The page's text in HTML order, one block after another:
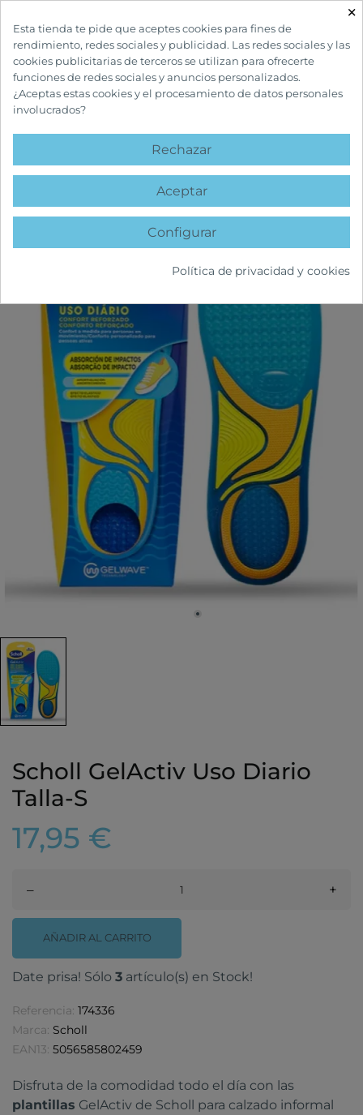
INICIO ORTOPEDIA
favorite
Scholl GelActiv Uso Diario
Talla-S
17,95 €
– +
AÑADIR AL CARRITO
Date prisa! Sólo 3 artículo(s) en Stock!
Referencia: 174336
Marca: Scholl
EAN13: 5056585802459
Disfruta de la comodidad todo el día con las
plantillas GelActiv de Scholl para calzado informal
×
Esta tienda te pide que aceptes cookies para fines de
rendimiento, redes sociales y publicidad. Las redes sociales y las
cookies publicitarias de terceros se utilizan para ofrecerte
funciones de redes sociales y anuncios personalizados.
¿Aceptas estas cookies y el procesamiento de datos personales
involucrados?
Rechazar
Aceptar
Configurar
Política de privacidad y cookies